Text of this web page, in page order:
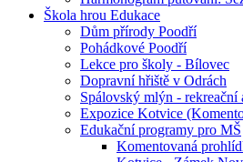
Škola hrou Edukace
Dům přírody Poodří
Pohádkové Poodří
Lekce pro školy - Bílovec
Dopravní hřiště v Odrách
Spálovský mlýn - rekreační
Expozice Kotvice
Edukační programy pro MŠ
Komentovaná